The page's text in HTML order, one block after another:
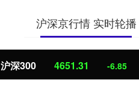
沪深京行情 实时轮播
沪深300 4651.31 -6.85